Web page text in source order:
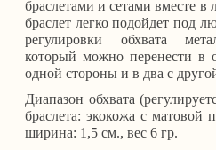
браслетами и сетами вместе
браслет легко подойдет под
регулировки обхвата
который можно перенести в
одной стороны и в два с
Диапазон обхвата
браслета: экокожа с матовой
ширина: 1,5 см., вес 6 гр.